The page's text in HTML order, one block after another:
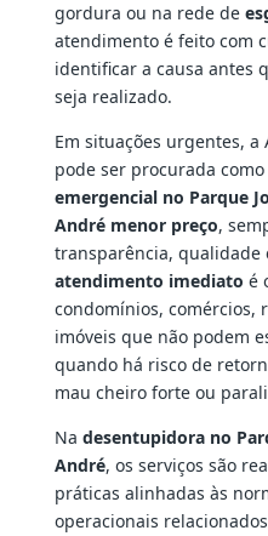
gordura ou na rede de
atendimento é feito com
identificar a causa antes
seja realizado.
Em situações urgentes, a
pode ser procurada como
emergencial no Parque
André menor preço,
transparência, qualidade
atendimento imediato é
condomínios, comércios,
imóveis que não podem
quando há risco de
mau cheiro forte ou
Na desentupidora no
André, os serviços são
práticas alinhadas às
operacionais